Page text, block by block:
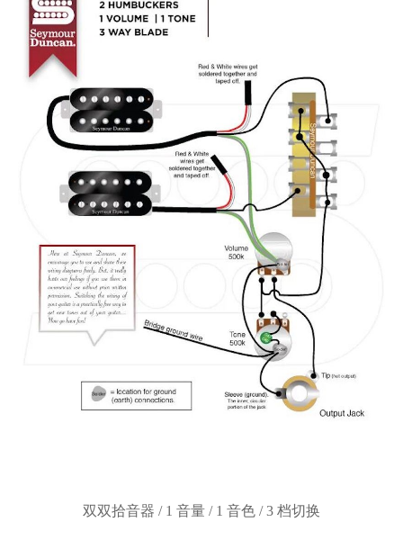
双双拾音器 / 1 音量 / 1 音色 / 3 档切换